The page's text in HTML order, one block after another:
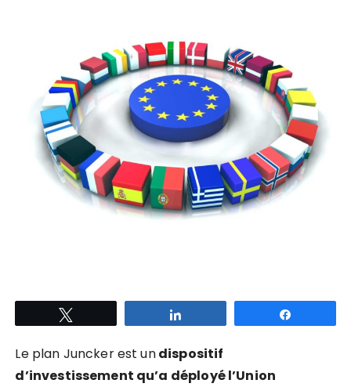
Le plan Juncker est undispositif
d’investissement qu’a déployé l’Union